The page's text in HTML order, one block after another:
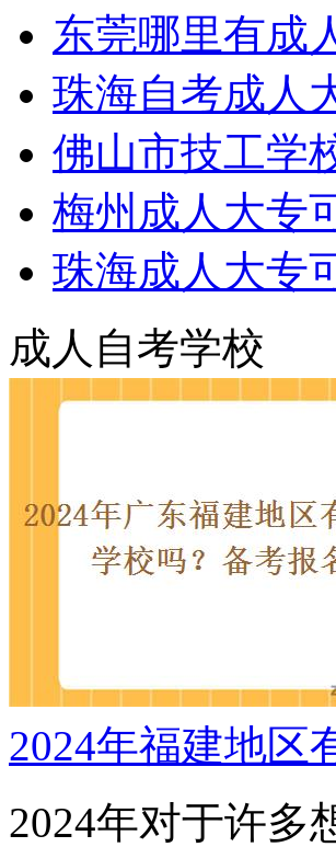
东莞哪里有成
珠海自考成人
佛山市技工学
梅州成人大专
珠海成人大专
成人自考学校
2024年福建地区
2024年对于许多